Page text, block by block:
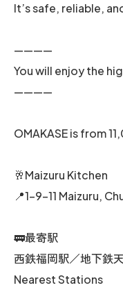
It’s safe, reliable,
————
You will enjoy the
————
OMAKASE is from
🥂Maizuru Kitchen
📍1-9-11 Maizuru,
🚃最寄駅
西鉄福岡駅／地下鉄
Nearest Stations